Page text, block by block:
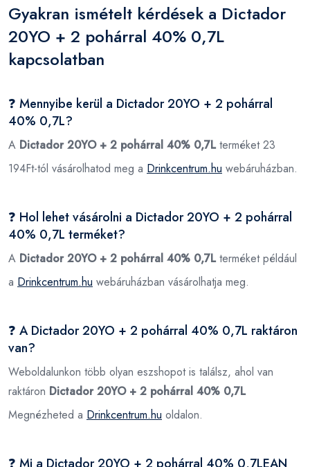
Gyakran ismételt kérdések a Dictador
20YO + 2 pohárral 40% 0,7L
kapcsolatban
❓ Mennyibe kerül a Dictador 20YO + 2 pohárral
40% 0,7L?
A Dictador 20YO + 2 pohárral 40% 0,7Lterméket 23
194Ft-tól vásárolhatod meg a Drinkcentrum.hu webáruházban.
❓ Hol lehet vásárolni a Dictador 20YO + 2 pohárral
40% 0,7L terméket?
A Dictador 20YO + 2 pohárral 40% 0,7Lterméket például
a Drinkcentrum.hu webáruházban vásárolhatja meg.
❓ A Dictador 20YO + 2 pohárral 40% 0,7L raktáron
van?
Weboldalunkon több olyan eszshopot is találsz, ahol van
raktáron Dictador 20YO + 2 pohárral 40% 0,7L
Megnézheted a Drinkcentrum.hu oldalon.
❓ Mi a Dictador 20YO + 2 pohárral 40% 0,7LEAN